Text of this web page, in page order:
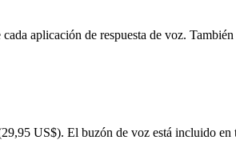
aplicación de respuesta de voz.
29,95 US$). El buzón de voz está incluido en